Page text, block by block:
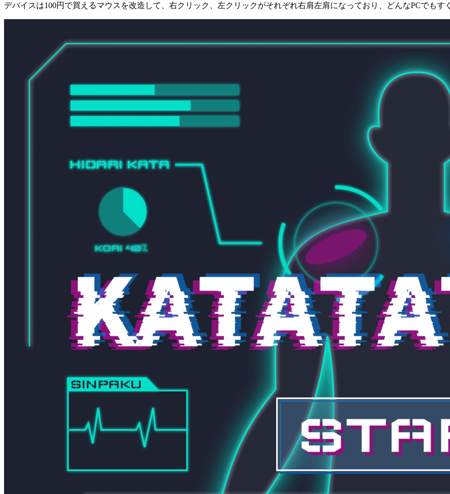
デバイスは100円で買えるマウスを改造して、右クリック、左クリックがそれぞれ右肩左肩になっており、どんなPCでもす